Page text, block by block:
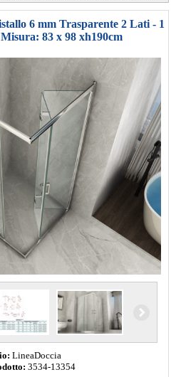
6 mm Trasparente 2 Lati - 1
83 x 98 xh190cm
LineaDoccia
3534-13354